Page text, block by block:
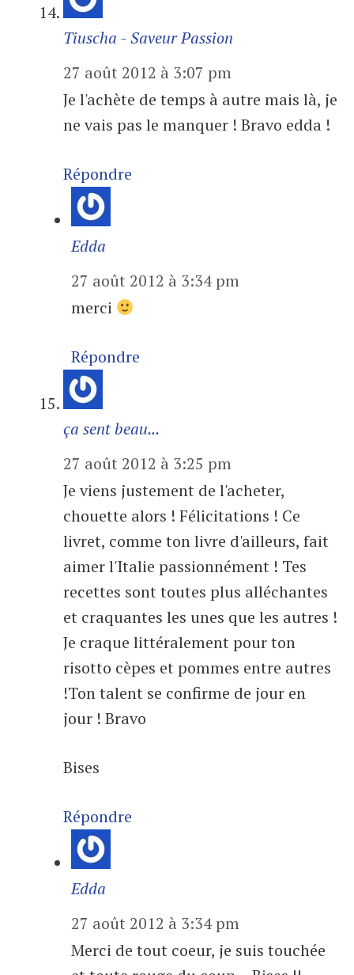
Tiuscha - Saveur Passion
27 août 2012 à 3:07 pm
Je l'achète de temps à autre mais là, je
ne vais pas le manquer ! Bravo edda !
Répondre
Edda
27 août 2012 à 3:34 pm
merci
Répondre
ça sent beau...
27 août 2012 à 3:25 pm
Je viens justement de l'acheter,
chouette alors ! Félicitations ! Ce
livret, comme ton livre d'ailleurs, fait
aimer l'Italie passionnément ! Tes
recettes sont toutes plus alléchantes
et craquantes les unes que les autres !
Je craque littéralement pour ton
risotto cèpes et pommes entre autres
!Ton talent se confirme de jour en
jour ! Bravo
Bises
Répondre
Edda
27 août 2012 à 3:34 pm
Merci de tout coeur, je suis touchée